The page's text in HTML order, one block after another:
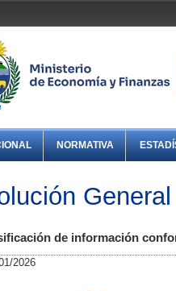
NORMATIVA
de información
2026